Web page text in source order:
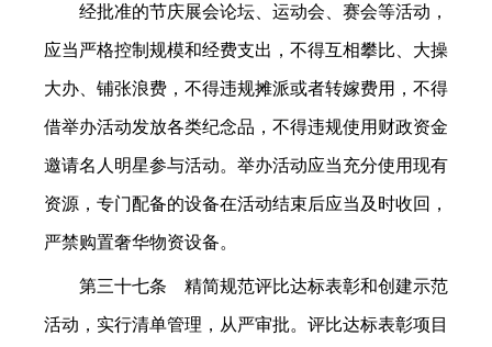
经批准的节庆展会论坛、运动会、赛会等活动，
应当严格控制规模和经费支出，不得互相攀比、大操
大办、铺张浪费，不得违规摊派或者转嫁费用，不得
借举办活动发放各类纪念品，不得违规使用财政资金
邀请名人明星参与活动。举办活动应当充分使用现有
资源，专门配备的设备在活动结束后应当及时收回，
严禁购置奢华物资设备。
第三十七条 精简规范评比达标表彰和创建示范
活动，实行清单管理，从严审批。评比达标表彰项目